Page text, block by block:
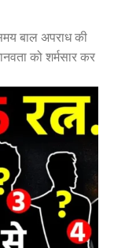
बाल अपराध की
को शर्मसार कर